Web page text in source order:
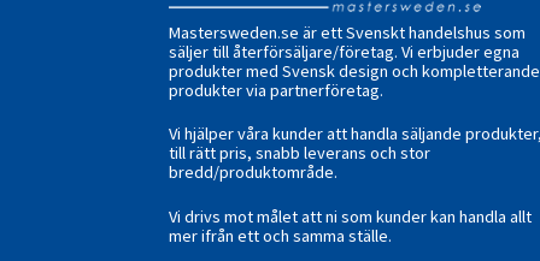
Mastersweden.se är ett Svenskt handelshus som
säljer till återförsäljare/företag. Vi erbjuder egna
produkter med Svensk design och kompletterande
produkter via partnerföretag.
Vi hjälper våra kunder att handla säljande produkter,
till rätt pris, snabb leverans och stor
bredd/produktområde.
Vi drivs mot målet att ni som kunder kan handla allt
mer ifrån ett och samma ställe.